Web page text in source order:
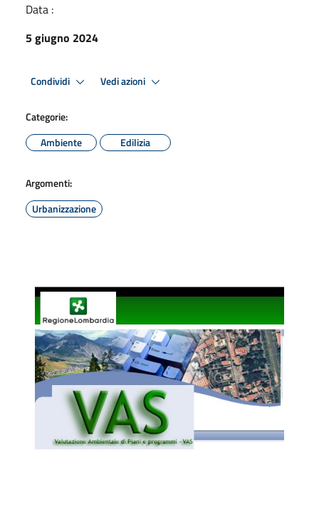
Data :
5 giugno 2024
Condividi Vedi azioni
Categorie:
Ambiente
Edilizia
Argomenti:
Urbanizzazione